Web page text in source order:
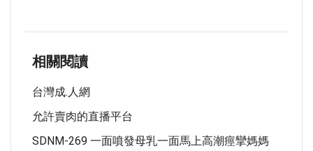
相關閱讀
台灣成.人網
允許賣肉的直播平台
SDNM-269 一面噴發母乳一面馬上高潮痙攣媽媽